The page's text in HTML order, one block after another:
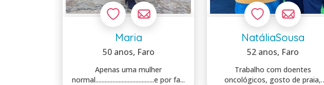
Maria
50 anos, Faro
Apenas uma mulher
normal......................................e por fa...
NatáliaSousa
52 anos, Faro
Trabalho com doentes
oncológicos, gosto de praia,